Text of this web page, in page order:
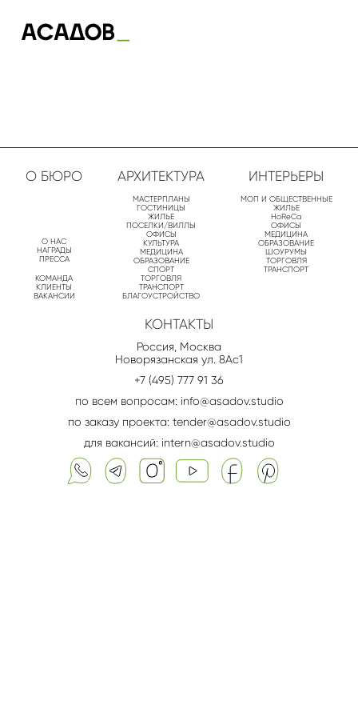
О БЮРО
О НАС
НАГРАДЫ
ПРЕССА
КОМАНДА
КЛИЕНТЫ
ВАКАНСИИ
АРХИТЕКТУРА
МАСТЕРПЛАНЫ
ГОСТИНИЦЫ
ЖИЛЬЕ
ПОСЕЛКИ/ВИЛЛЫ
ОФИСЫ
КУЛЬТУРА
МЕДИЦИНА
ОБРАЗОВАНИЕ
СПОРТ
ТОРГОВЛЯ
ТРАНСПОРТ
БЛАГОУСТРОЙСТВО
ИНТЕРЬЕРЫ
МОП И ОБЩЕСТВЕННЫЕ
ЖИЛЬЕ
HoReCa
ОФИСЫ
МЕДИЦИНА
ОБРАЗОВАНИЕ
ШОУРУМЫ
ТОРГОВЛЯ
ТРАНСПОРТ
КОНТАКТЫ
Россия, Москва
Новорязанская ул. 8Aс1
+7 (495) 777 91 36
по всем вопросам: info@asadov.studio
по заказу проекта: tender@asadov.studio
для вакансий: intern@asadov.studio